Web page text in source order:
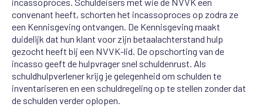
incassoproces. Schuldeisers met wie de NVVK een
convenant heeft, schorten het incassoproces op zodra ze
een Kennisgeving ontvangen. De Kennisgeving maakt
duidelijk dat hun klant voor zijn betaalachterstand hulp
gezocht heeft bij een NVVK-lid. De opschorting van de
incasso geeft de hulpvrager snel schuldenrust. Als
schuldhulpverlener krijg je gelegenheid om schulden te
inventariseren en een schuldregeling op te stellen zonder dat
de schulden verder oplopen.